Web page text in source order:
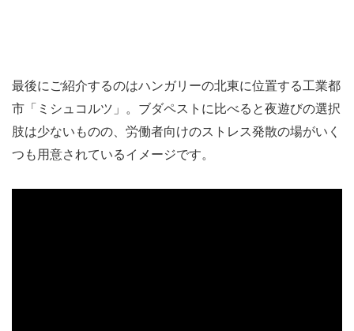
最後にご紹介するのはハンガリーの北東に位置する工業都
市「ミシュコルツ」。ブダペストに比べると夜遊びの選択
肢は少ないものの、労働者向けのストレス発散の場がいく
つも用意されているイメージです。